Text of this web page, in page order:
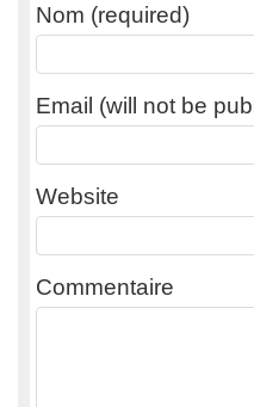
Nom (required)
Email (will not be
Website
Commentaire